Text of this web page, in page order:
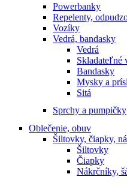
Powerbanky
Repelenty,
Vozíky
Vedrá, bandasky
Vedrá
Skladateľné
Bandasky
Mysky a
Sitá
Sprchy a pumpičky
Oblečenie, obuv
Šiltovky, čiapky,
Šiltovky
Čiapky
Nákrčníky,